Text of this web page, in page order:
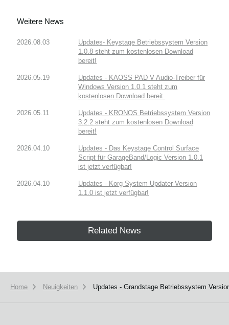
Weitere News
2026.08.03
Updates- Keystage Betriebssystem Version
1.0.8 steht zum kostenlosen Download
bereit!
2026.05.19
Updates - KAOSS PAD V Audio-Treiber für
Windows Version 1.0.1 steht zum
kostenlosen Download bereit.
2026.05.11
Updates - KRONOS Betriebssystem Version
3.2.2 steht zum kostenlosen Download
bereit!
2026.04.10
Updates - Das Keystage Control Surface
Script für GarageBand/Logic Version 1.0.1
ist jetzt verfügbar!
2026.04.10
Updates - Korg System Updater Version
1.1.0 ist jetzt verfügbar!
Related News
Home Neuigkeiten Updates - Grandstage Betriebssystem